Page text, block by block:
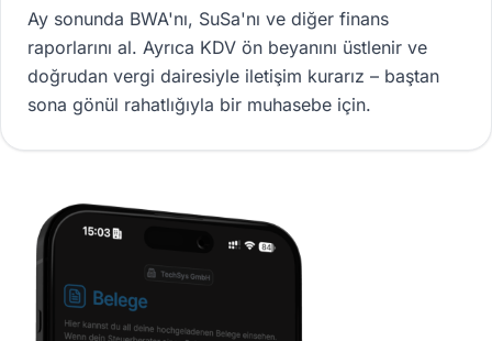
Ay sonunda BWA'nı, SuSa'nı ve diğer finans
raporlarını al. Ayrıca KDV ön beyanını üstlenir ve
doğrudan vergi dairesiyle iletişim kurarız – baştan
sona gönül rahatlığıyla bir muhasebe için.